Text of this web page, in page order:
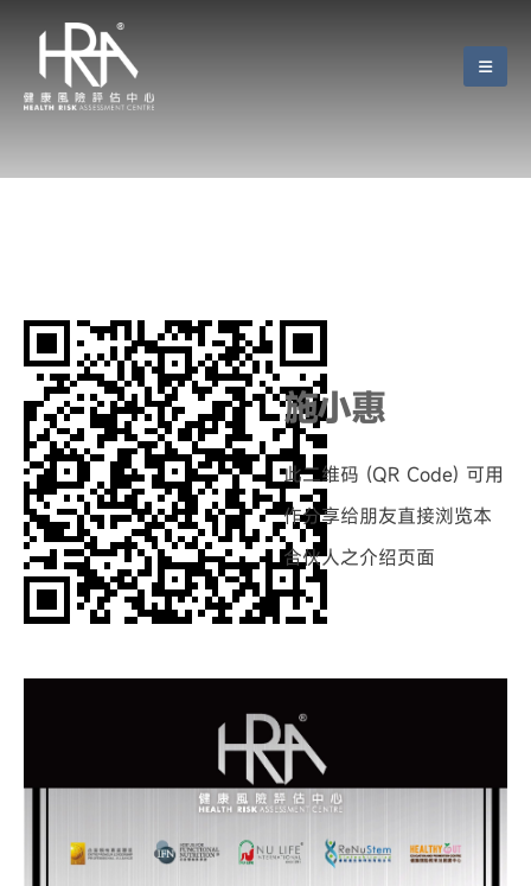
施小惠
此二维码 (QR Code) 可用
作分享给朋友直接浏览本
合伙人之介绍页面